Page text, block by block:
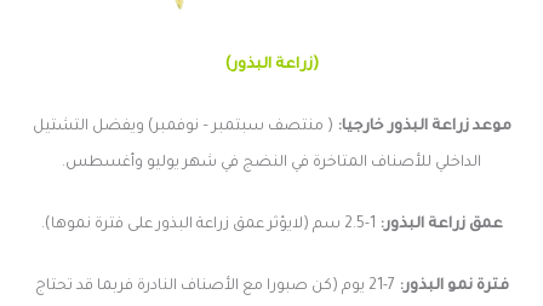
(زراعة البذور)
موعد زراعة البذور خارجيا: ( منتصف سبتمبر – نوفمبر) ويفضل التشتيل
الداخلي للأصناف المتاخرة في النضج في شهر يوليو وأغسطس.
عمق زراعة البذور:
فترة نمو البذور: 7-21 يوم (كن صبورا مع الأصناف النادرة فربما قد تحتاج